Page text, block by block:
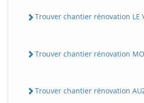
Trouver chantier rénovation LE
Trouver chantier rénovation
Trouver chantier rénovation